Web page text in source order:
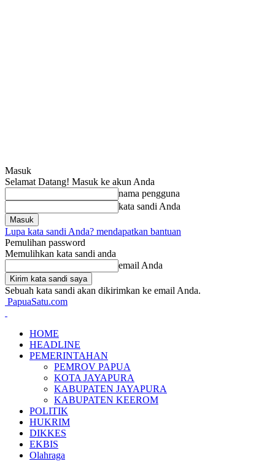
Masuk
Selamat Datang! Masuk ke akun Anda
nama pengguna
kata sandi Anda
Lupa kata sandi Anda? mendapatkan bantuan
Pemulihan password
Memulihkan kata sandi anda
email Anda
Sebuah kata sandi akan dikirimkan ke email Anda.
PapuaSatu.com
HOME
HEADLINE
PEMERINTAHAN
PEMROV PAPUA
KOTA JAYAPURA
KABUPATEN JAYAPURA
KABUPATEN KEEROM
POLITIK
HUKRIM
DIKKES
EKBIS
Olahraga